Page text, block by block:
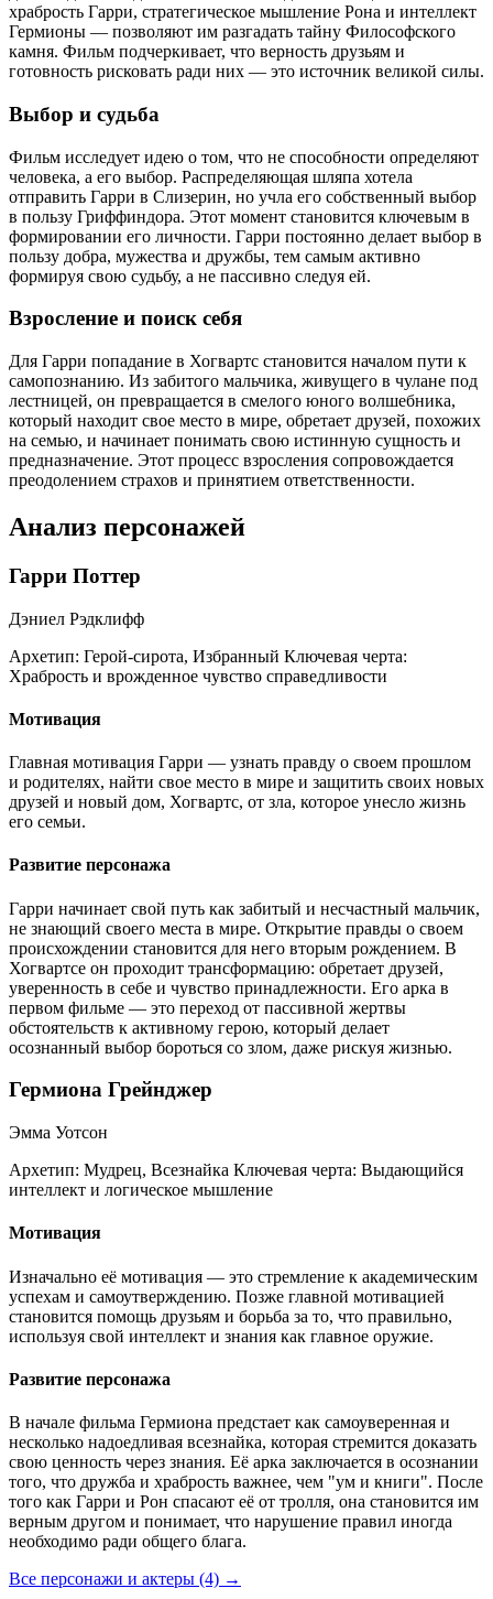
храбрость Гарри, стратегическое мышление Рона и интеллект
Гермионы — позволяют им разгадать тайну Философского
камня. Фильм подчеркивает, что верность друзьям и
готовность рисковать ради них — это источник великой силы.
Выбор и судьба
Фильм исследует идею о том, что не способности определяют
человека, а его выбор. Распределяющая шляпа хотела
отправить Гарри в Слизерин, но учла его собственный выбор
в пользу Гриффиндора. Этот момент становится ключевым в
формировании его личности. Гарри постоянно делает выбор в
пользу добра, мужества и дружбы, тем самым активно
формируя свою судьбу, а не пассивно следуя ей.
Взросление и поиск себя
Для Гарри попадание в Хогвартс становится началом пути к
самопознанию. Из забитого мальчика, живущего в чулане под
лестницей, он превращается в смелого юного волшебника,
который находит свое место в мире, обретает друзей, похожих
на семью, и начинает понимать свою истинную сущность и
предназначение. Этот процесс взросления сопровождается
преодолением страхов и принятием ответственности.
Анализ персонажей
Гарри Поттер
Дэниел Рэдклифф
Архетип: Герой-сирота, Избранный Ключевая черта:
Храбрость и врожденное чувство справедливости
Мотивация
Главная мотивация Гарри — узнать правду о своем прошлом
и родителях, найти свое место в мире и защитить своих новых
друзей и новый дом, Хогвартс, от зла, которое унесло жизнь
его семьи.
Развитие персонажа
Гарри начинает свой путь как забитый и несчастный мальчик,
не знающий своего места в мире. Открытие правды о своем
происхождении становится для него вторым рождением. В
Хогвартсе он проходит трансформацию: обретает друзей,
уверенность в себе и чувство принадлежности. Его арка в
первом фильме — это переход от пассивной жертвы
обстоятельств к активному герою, который делает
осознанный выбор бороться со злом, даже рискуя жизнью.
Гермиона Грейнджер
Эмма Уотсон
Архетип: Мудрец, Всезнайка Ключевая черта: Выдающийся
интеллект и логическое мышление
Мотивация
Изначально её мотивация — это стремление к академическим
успехам и самоутверждению. Позже главной мотивацией
становится помощь друзьям и борьба за то, что правильно,
используя свой интеллект и знания как главное оружие.
Развитие персонажа
В начале фильма Гермиона предстает как самоуверенная и
несколько надоедливая всезнайка, которая стремится доказать
свою ценность через знания. Её арка заключается в осознании
того, что дружба и храбрость важнее, чем "ум и книги". После
того как Гарри и Рон спасают её от тролля, она становится им
верным другом и понимает, что нарушение правил иногда
необходимо ради общего блага.
Все персонажи и актеры (4) →